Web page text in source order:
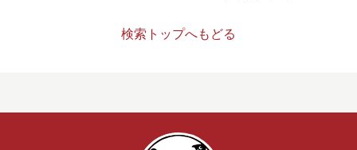
検索トップへもどる